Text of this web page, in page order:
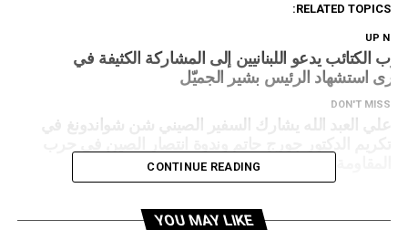
RELATED TOPICS:
UP
الكتائب يدعو اللبنانيين إلى المشاركة الكثيفة في
استشهاد الرئيس بشير الجميّل
DON'T MISS
علي العبد الله يشارك السفير الصيني شن شواندونغ في
CONTINUE READING
YOU MAY LIKE